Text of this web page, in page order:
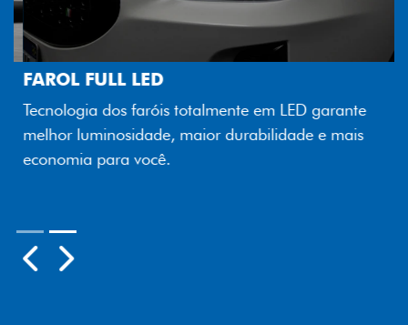
FAROL FULL LED
Tecnologia dos faróis totalmente em LED garante
melhor luminosidade, maior durabilidade e mais
economia para você.
Previous
Next